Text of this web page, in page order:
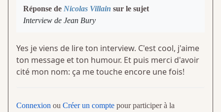
Réponse de Nicolas Villain sur le sujet
Interview de Jean Bury
Yes je viens de lire ton interview. C'est cool, j'aime
ton message et ton humour. Et puis merci d'avoir
cité mon nom: ça me touche encore une fois!
Connexion ou Créer un compte pour participer à la